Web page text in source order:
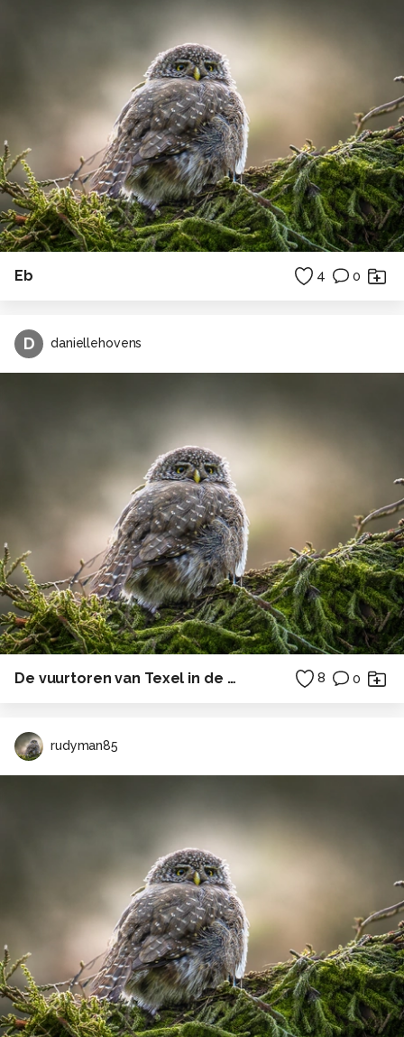
Eb 4 0
D daniellehovens
De vuurtoren van Texel in de ochtendzon 8 0
rudyman85